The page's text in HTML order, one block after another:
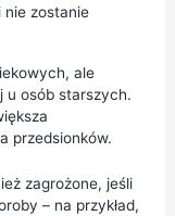
nie zostanie
ale
u osób starszych.
przedsionków.
zagrożone, jeśli
– na przykład,